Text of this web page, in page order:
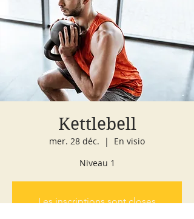
cours d'essai boutique
Kettlebell
mer. 28 déc.
  |
En visio
Niveau 1
Les inscriptions sont closes